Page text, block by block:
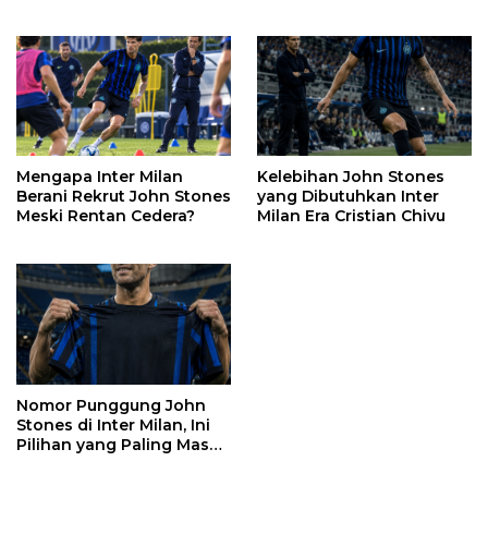
Mengapa Inter Milan
Berani Rekrut John Stones
Meski Rentan Cedera?
Kelebihan John Stones
yang Dibutuhkan Inter
Milan Era Cristian Chivu
Nomor Punggung John
Stones di Inter Milan, Ini
Pilihan yang Paling Masuk